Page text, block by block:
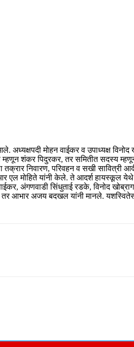
मोहन वाईकर व उपाध्यक्ष
म्हणून शंकर पिदुरकर, तर समितीत
निवारण, परिवहन व सखी सावित्री
मोहिते यांनी केले. ते आदर्श हायस्कूल येथे
अंगणवाडी सिंधुताई रडके, विनोद
अजय बदखल यांनी मानले.